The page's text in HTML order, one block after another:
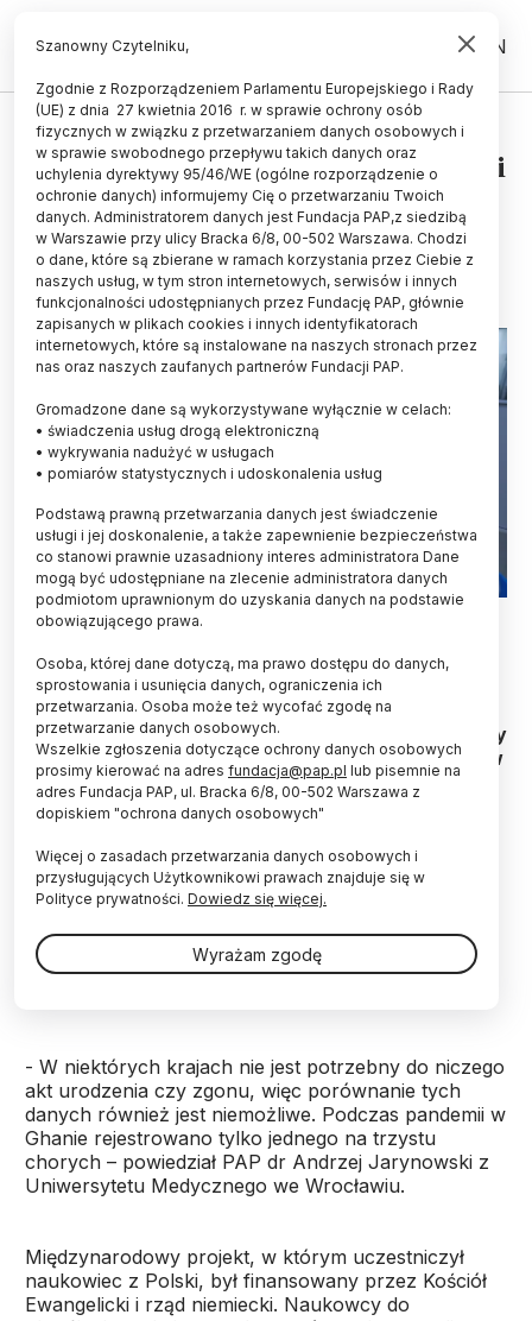
PL EN
ZDROWIE
Ekspert: liczbę zgonów w pandemii
można oszacować w różny sposób
31.10.2025
aktualizacja: 31.10.2025
2 minuty czytania
09.10.2020 EPA/CHAMILA KARUNARATHNE
Dokładne dane na temat liczby zgonów w
pandemii w biednych krajach Afryki były
niemożliwe do ustalenia. Ekspert dr Andrzej
Jarynowski uczestniczył w pracach zespołu, który
zajmował się szacowaniem liczby ofiar pandemii w
krajach tzw. Globalnego Południa.
W krajach afrykańskich określenie liczby zgonów w
okresie pandemii i na skutek pandemii nie było łatwe
z kilku powodów. Nie prowadzi się w nich częstych
szpitalnictwo jest na tak niskim poziomie, że na
leczenie może liczyć tylko znacznie mniejsza część
- W niektórych krajach nie jest potrzebny do niczego
akt urodzenia czy zgonu, więc porównanie tych
danych również jest niemożliwe. Podczas pandemii w
Ghanie rejestrowano tylko jednego na trzystu
chorych – powiedział PAP dr Andrzej Jarynowski z
Uniwersytetu Medycznego we Wrocławiu.
Międzynarodowy projekt, w którym uczestniczył
naukowiec z Polski, był finansowany przez Kościół
Ewangelicki i rząd niemiecki. Naukowcy do
Szanowny Czytelniku,
Zgodnie z Rozporządzeniem Parlamentu Europejskiego i Rady
(UE) z dnia 27 kwietnia 2016 r. w sprawie ochrony osób
fizycznych w związku z przetwarzaniem danych osobowych i
w sprawie swobodnego przepływu takich danych oraz
uchylenia dyrektywy 95/46/WE (ogólne rozporządzenie o
ochronie danych) informujemy Cię o przetwarzaniu Twoich
danych. Administratorem danych jest Fundacja PAP,z siedzibą
w Warszawie przy ulicy Bracka 6/8, 00-502 Warszawa. Chodzi
o dane, które są zbierane w ramach korzystania przez Ciebie z
naszych usług, w tym stron internetowych, serwisów i innych
funkcjonalności udostępnianych przez Fundację PAP, głównie
zapisanych w plikach cookies i innych identyfikatorach
internetowych, które są instalowane na naszych stronach przez
nas oraz naszych zaufanych partnerów Fundacji PAP.
Gromadzone dane są wykorzystywane wyłącznie w celach:
• świadczenia usług drogą elektroniczną
• wykrywania nadużyć w usługach
• pomiarów statystycznych i udoskonalenia usług
Podstawą prawną przetwarzania danych jest świadczenie
usługi i jej doskonalenie, a także zapewnienie bezpieczeństwa
co stanowi prawnie uzasadniony interes administratora Dane
mogą być udostępniane na zlecenie administratora danych
podmiotom uprawnionym do uzyskania danych na podstawie
obowiązującego prawa.
Osoba, której dane dotyczą, ma prawo dostępu do danych,
sprostowania i usunięcia danych, ograniczenia ich
przetwarzania. Osoba może też wycofać zgodę na
przetwarzanie danych osobowych.
Wszelkie zgłoszenia dotyczące ochrony danych osobowych
prosimy kierować na adres fundacja@pap.pl lub pisemnie na
adres Fundacja PAP, ul. Bracka 6/8, 00-502 Warszawa z
dopiskiem "ochrona danych osobowych"
Więcej o zasadach przetwarzania danych osobowych i
przysługujących Użytkownikowi prawach znajduje się w
Polityce prywatności. Dowiedz się więcej.
Wyrażam zgodę